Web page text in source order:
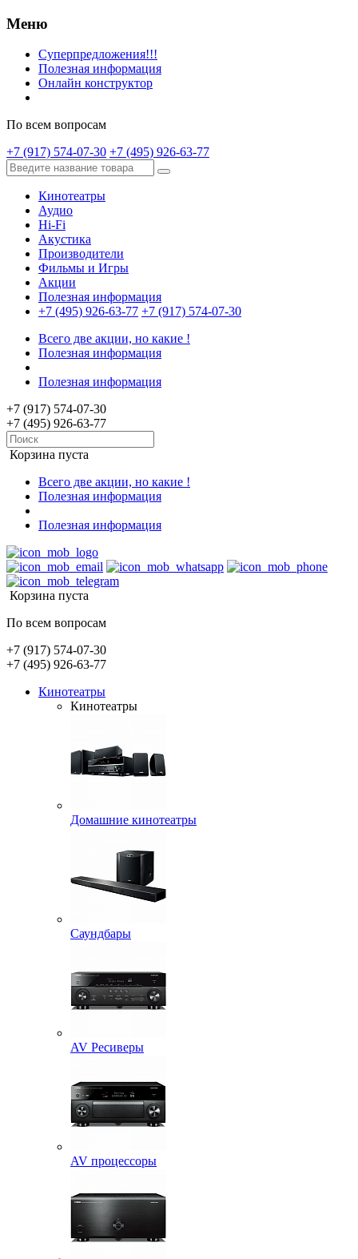
Меню
Суперпредложения!!!
Полезная информация
Онлайн конструктор
По всем вопросам
+7 (917) 574-07-30 +7 (495) 926-63-77
Кинотеатры
Аудио
Hi-Fi
Акустика
Производители
Фильмы и Игры
Акции
Полезная информация
+7 (495) 926-63-77 +7 (917) 574-07-30
Всего две акции, но какие !
Полезная информация
Полезная информация
+7 (917) 574-07-30
+7 (495) 926-63-77
Корзина пуста
Всего две акции, но какие !
Полезная информация
Полезная информация
Корзина пуста
По всем вопросам
+7 (917) 574-07-30
+7 (495) 926-63-77
Кинотеатры
Кинотеатры
Домашние кинотеатры
Саундбары
AV Ресиверы
AV процессоры